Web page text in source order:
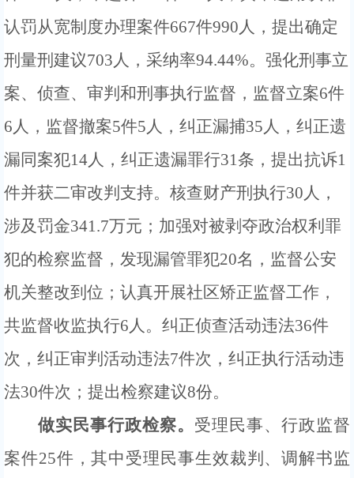
认罚从宽制度办理案件667件990人， 提出确定
刑 量刑建议703人，采纳率94.44%。 强化刑事立
案、侦查、审判和刑事执行监督，监督立案6件
6人，监督撤案5件5人，纠正漏捕35人，纠正遗
漏同案犯14人，纠正遗漏罪行31条， 提出抗诉1
件并获二审改判 支持。 核查财产刑执行30人，
涉及罚金341.7万元；加强对被剥夺政治权利罪
犯的检察监督，发现漏管罪犯20名，监督公安
机关整改到位；认真开展社区矫正监督工作，
共监督收监执行6人。 纠正侦查活动违法36件
次，纠正审判活动违法7件次，纠正执行活动违
法30件次； 提出检察建议8份。
做实民事行政检察。 受理民事、行政监督
案件25件，其中受理民事生效裁判、调解书监